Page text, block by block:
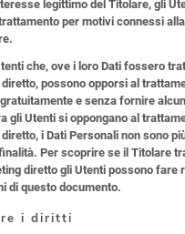
legittimo del Titolare, gli
per motivi connessi
che, ove i loro Dati fossero
possono opporsi al
e senza fornire
gli Utenti si oppongano al
i Dati Personali non sono
Per scoprire se il Titolare
diretto gli Utenti possono fare
di questo documento.
i diritti